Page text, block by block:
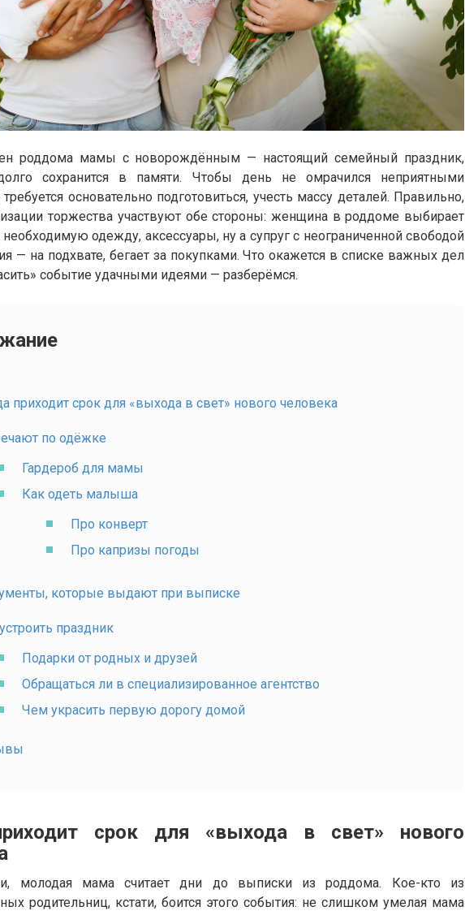
роддома мамы с новорождённым — настоящий семейный праздник,
сохранится в памяти. Чтобы день не омрачился неприятными
основательно подготовиться, учесть массу деталей. Правильно,
торжества участвуют обе стороны: женщина в роддоме выбирает
необходимую одежду, аксессуары, ну а супруг с неограниченной свободой
— на подхвате, бегает за покупками. Что окажется в списке важных дел
событие удачными идеями — разберёмся.
приходит срок для «выхода в свет» нового человека
по одёжке
Гардероб для мамы
Как одеть малыша
Про конверт
Про капризы погоды
которые выдают при выписке
праздник
Подарки от родных и друзей
Обращаться ли в специализированное агентство
Чем украсить первую дорогу домой
срок для «выхода в свет» нового
молодая мама считает дни до выписки из роддома. Кое-кто из
родительниц, кстати, боится этого события: не слишком умелая мама